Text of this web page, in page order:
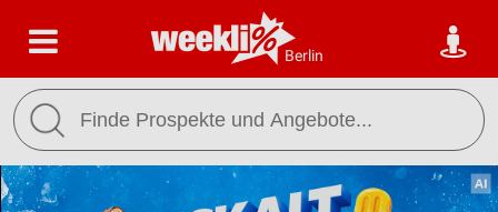
Berlin